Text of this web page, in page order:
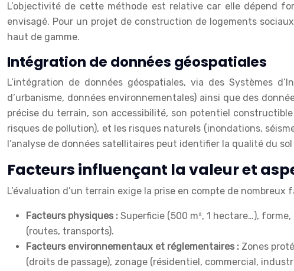
L’objectivité de cette méthode est relative car elle dépend
envisagé. Pour un projet de construction de logements
haut de gamme.
Intégration de données géospatiales
L’intégration de données géospatiales, via des Systèmes
d’urbanisme, données environnementales) ainsi que des
précise du terrain, son accessibilité, son potentiel
risques de pollution), et les risques naturels (inondations,
l’analyse de données satellitaires peut identifier la qualité du
Facteurs influençant la valeur et
L’évaluation d’un terrain exige la prise en compte de
Facteurs physiques : Superficie (500 m², 1 hectare…),
(routes, transports).
Facteurs environnementaux et réglementaires : Zones
(droits de passage), zonage (résidentiel, commercial,